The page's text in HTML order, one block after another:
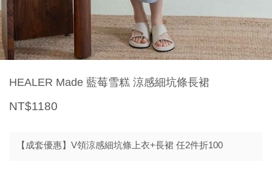
HEALER Made 藍莓雪糕 涼感細坑條長裙
NT$1180
【成套優惠】V領涼感細坑條上衣+長裙 任2件折100